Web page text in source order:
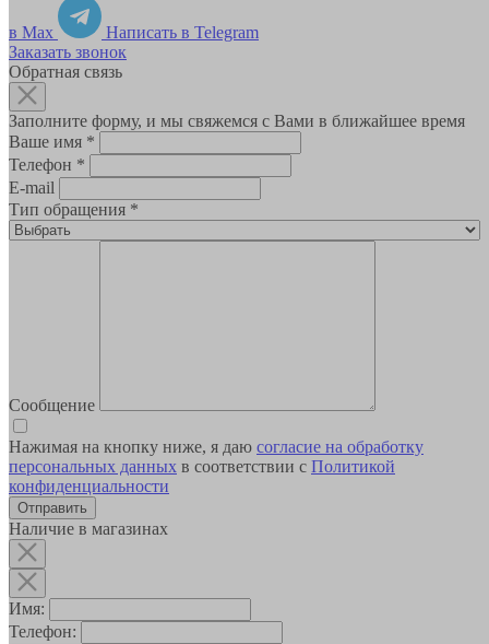
в Max
Написать в Telegram
Заказать звонок
Обратная связь
Заполните форму, и мы свяжемся с Вами в ближайшее время
Ваше имя *
Телефон *
E-mail
Тип обращения *
Сообщение
Нажимая на кнопку ниже, я даю согласие на обработку
персональных данных в соответствии с Политикой
конфиденциальности
Наличие в магазинах
Имя:
Телефон: